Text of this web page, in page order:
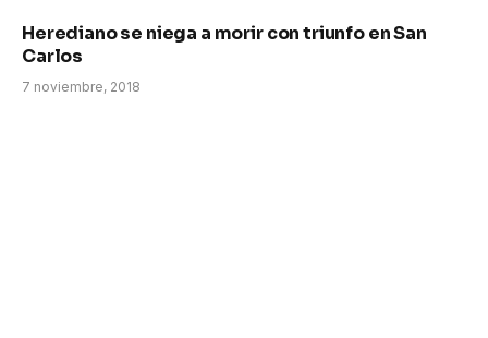
Herediano se niega a morir con triunfo en San
Carlos
7 noviembre, 2018